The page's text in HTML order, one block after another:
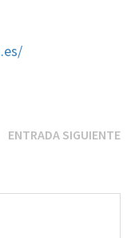
ENTRADA SIGUIENTE